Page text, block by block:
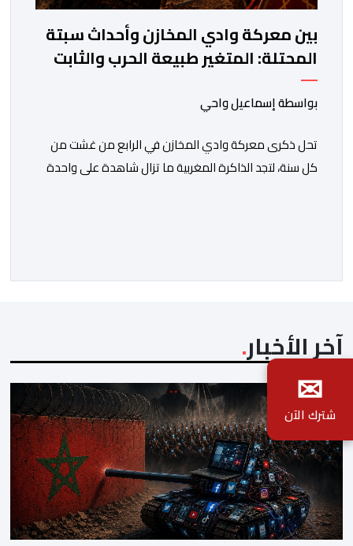
بين معركة وادي المخازن وأحداث سبتة
المحتلة: المتغير طبيعة الحرب والثابت
جدار الصد الوطني
بواسطة إسماعيل واحي
تحل ذكرى معركة وادي المخازن في الرابع من غشت من
كل سنة، لتجد الذاكرة المغربية ما تزال شاهدة على واحدة
آخر الأخبار
✉
شترك الآن